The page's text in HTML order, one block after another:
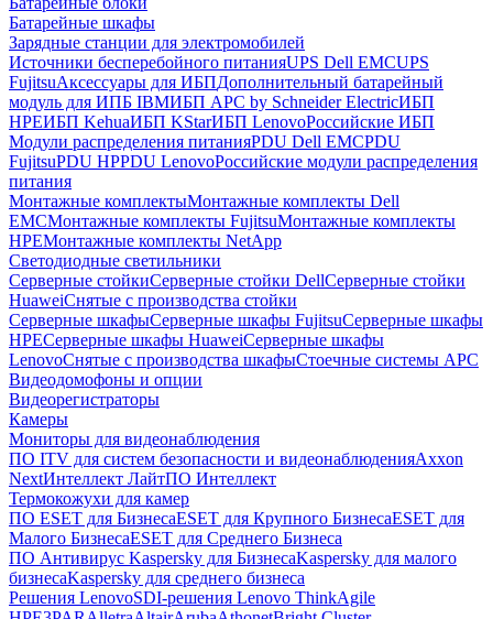
Батарейные шкафы
Зарядные станции для электромобилей
Источники бесперебойного питанияUPS Dell EMCUPS
FujitsuАксессуары для ИБПДополнительный батарейный
модуль для ИПБ IBMИБП APC by Schneider ElectricИБП
HPEИБП KehuaИБП KStarИБП LenovoРоссийские ИБП
Модули распределения питанияPDU Dell EMCPDU
FujitsuPDU HPPDU LenovoРоссийские модули распределения
питания
Монтажные комплектыМонтажные комплекты Dell
EMCМонтажные комплекты FujitsuМонтажные комплекты
HPEМонтажные комплекты NetApp
Светодиодные светильники
Серверные стойкиСерверные стойки DellСерверные стойки
HuaweiСнятые с производства стойки
Серверные шкафыСерверные шкафы FujitsuСерверные шкафы
HPEСерверные шкафы HuaweiСерверные шкафы
LenovoСнятые с производства шкафыСтоечные системы APC
Видеодомофоны и опции
Видеорегистраторы
Камеры
Мониторы для видеонаблюдения
ПО ITV для систем безопасности и видеонаблюденияAxxon
NextИнтеллект ЛайтПО Интеллект
Термокожухи для камер
ПО ESET для БизнесаESET для Крупного БизнесаESET для
Малого БизнесаESET для Среднего Бизнеса
ПО Антивирус Kaspersky для БизнесаKaspersky для малого
бизнесаKaspersky для среднего бизнеса
Решения LenovoSDI-решения Lenovo ThinkAgile